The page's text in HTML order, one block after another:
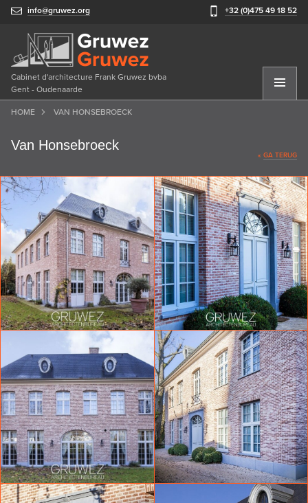
info@gruwez.org +32 (0)475 49 18 52
Cabinet d'architecture Frank Gruwez bvba
Gent - Oudenaarde
HOME VAN HONSEBROECK
Van Honsebroeck
« GA TERUG